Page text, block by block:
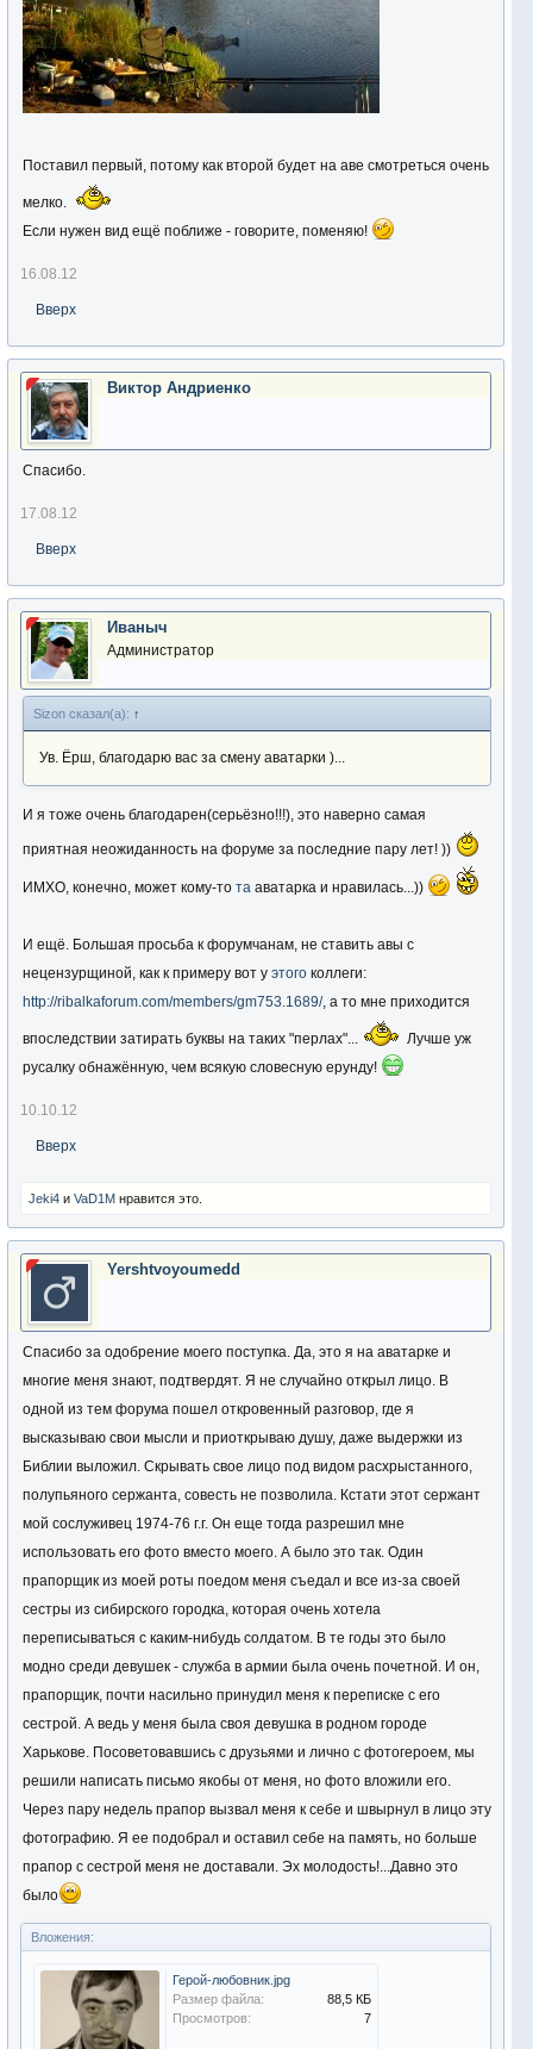
Поставил первый, потому как второй будет на аве смотреться очень
мелко.
Если нужен вид ещё поближе - говорите, поменяю!
16.08.12
Вверх
Виктор Андриенко
Спасибо.
17.08.12
Вверх
Иваныч
Администратор
Sizon сказал(а): ↑
Ув. Ёрш, благодарю вас за смену аватарки )...
И я тоже очень благодарен(серьёзно!!!), это наверно самая
приятная неожиданность на форуме за последние пару лет! ))
ИМХО, конечно, может кому-то та аватарка и нравилась...))
И ещё. Большая просьба к форумчанам, не ставить авы с
нецензурщиной, как к примеру вот у этого коллеги:
http://ribalkaforum.com/members/gm753.1689/, а то мне приходится
впоследствии затирать буквы на таких "перлах"...
Лучше уж
русалку обнажённую, чем всякую словесную ерунду!
10.10.12
Вверх
Jeki4 и VaD1M нравится это.
Yershtvoyoumedd
Спасибо за одобрение моего поступка. Да, это я на аватарке и
многие меня знают, подтвердят. Я не случайно открыл лицо. В
одной из тем форума пошел откровенный разговор, где я
высказываю свои мысли и приоткрываю душу, даже выдержки из
Библии выложил. Скрывать свое лицо под видом расхрыстанного,
полупьяного сержанта, совесть не позволила. Кстати этот сержант
мой сослуживец 1974-76 г.г. Он еще тогда разрешил мне
использовать его фото вместо моего. А было это так. Один
прапорщик из моей роты поедом меня съедал и все из-за своей
сестры из сибирского городка, которая очень хотела
переписываться с каким-нибудь солдатом. В те годы это было
модно среди девушек - служба в армии была очень почетной. И он,
прапорщик, почти насильно принудил меня к переписке с его
сестрой. А ведь у меня была своя девушка в родном городе
Харькове. Посоветовавшись с друзьями и лично с фотогероем, мы
решили написать письмо якобы от меня, но фото вложили его.
Через пару недель прапор вызвал меня к себе и швырнул в лицо эту
фотографию. Я ее подобрал и оставил себе на память, но больше
прапор с сестрой меня не доставали. Эх молодость!...Давно это
было
Вложения:
Герой-любовник.jpg
Размер файла:
88,5 КБ
Просмотров:
7